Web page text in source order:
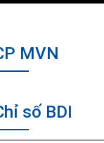
MVN
số BDI